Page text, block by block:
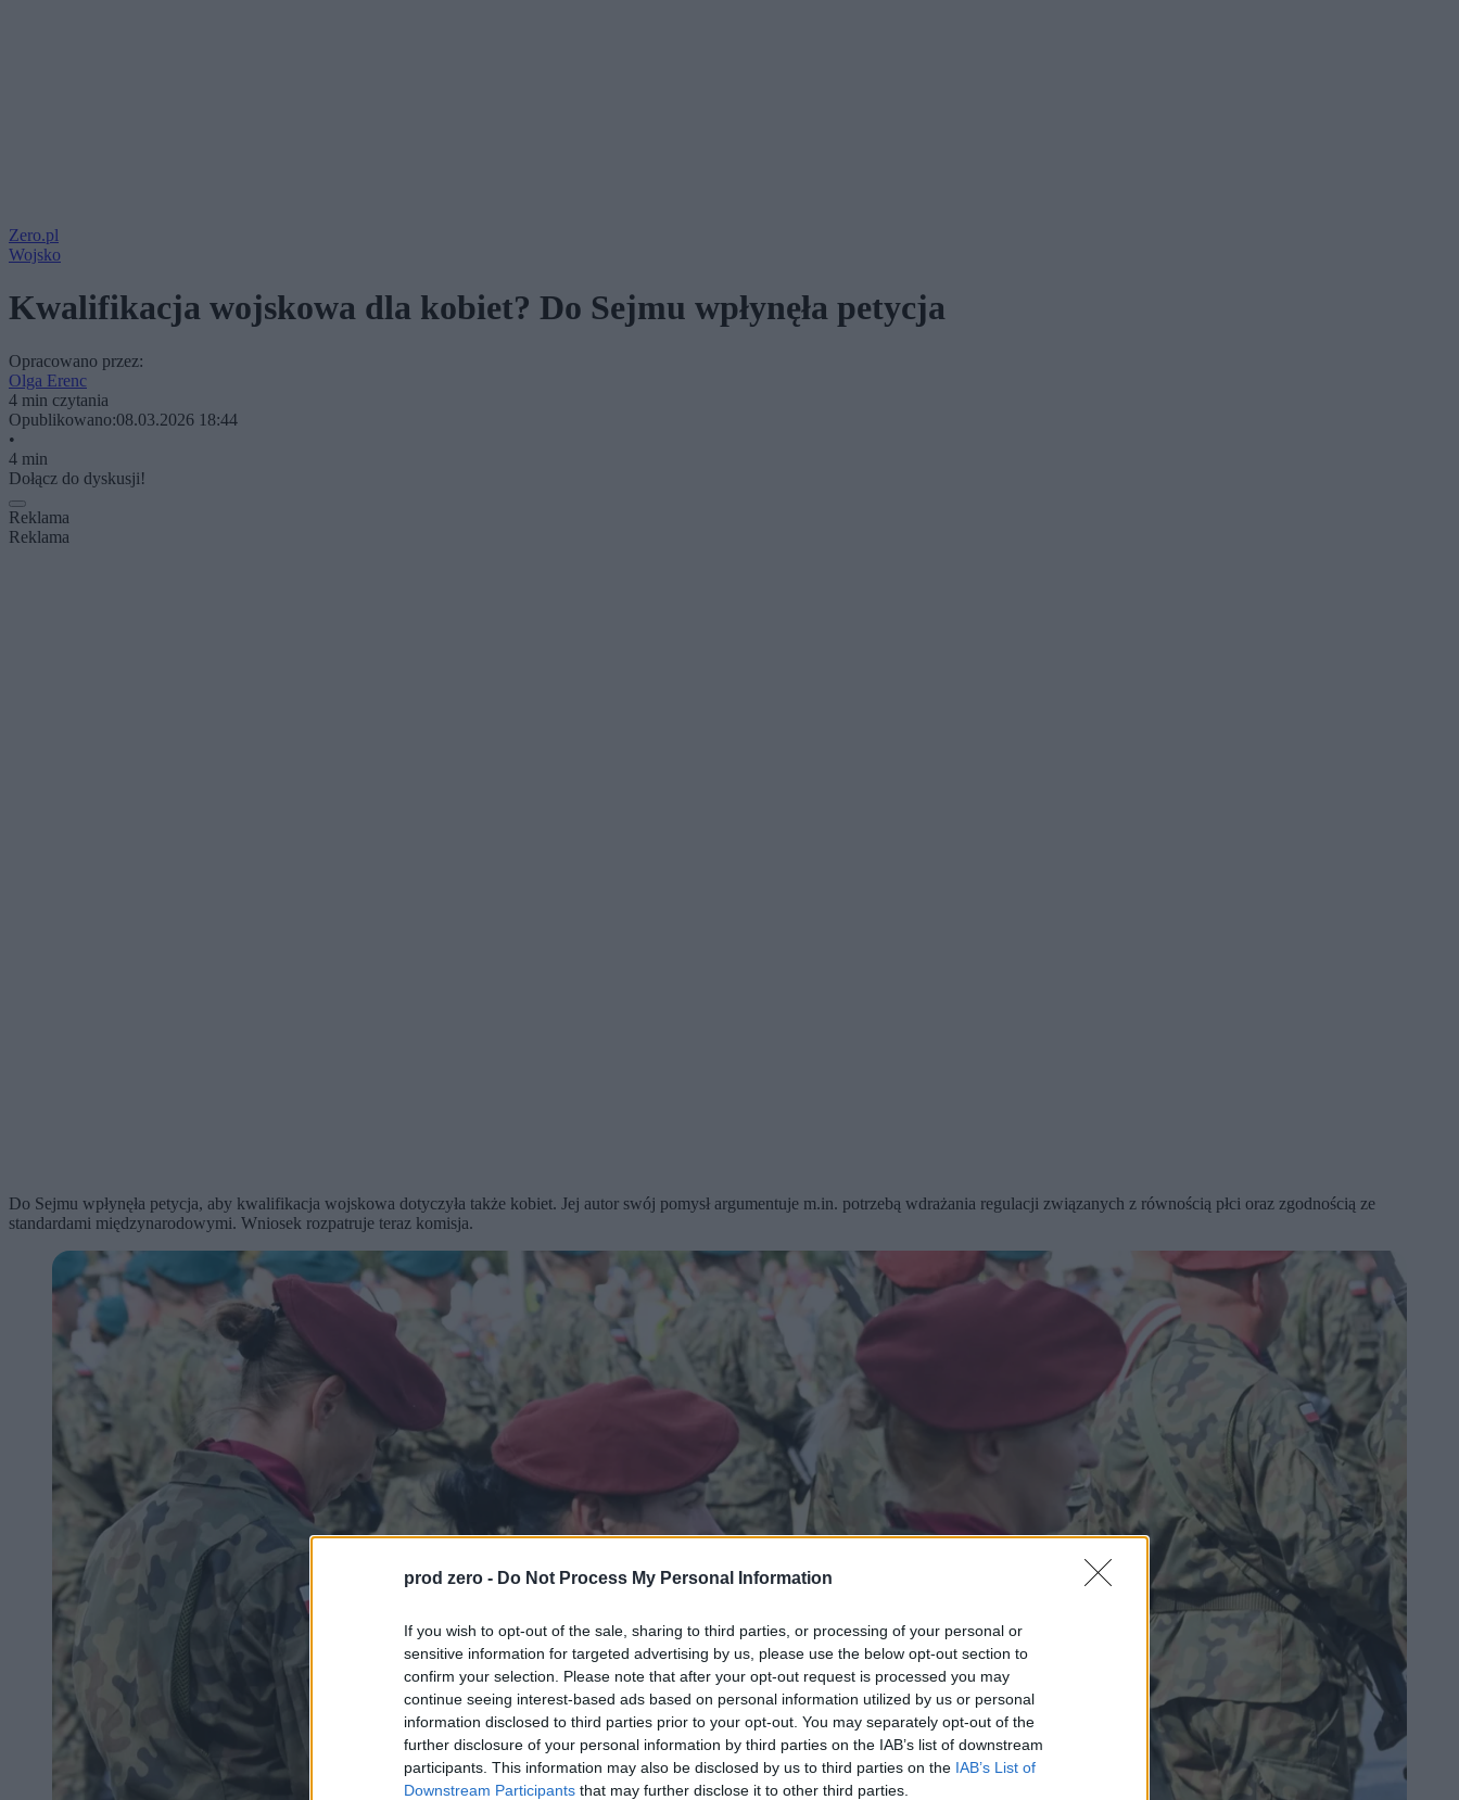
prod zero - Do Not Process My Personal Information
If you wish to opt-out of the sale, sharing to third parties, or processing of your personal or
sensitive information for targeted advertising by us, please use the below opt-out section to
confirm your selection. Please note that after your opt-out request is processed you may
continue seeing interest-based ads based on personal information utilized by us or personal
information disclosed to third parties prior to your opt-out. You may separately opt-out of the
further disclosure of your personal information by third parties on the IAB’s list of downstream
participants. This information may also be disclosed by us to third parties on the IAB’s List of
Downstream Participants that may further disclose it to other third parties.
Zero.pl
Wojsko
Kwalifikacja wojskowa dla kobiet? Do Sejmu wpłynęła petycja
Opracowano przez:
Olga Erenc
4 min czytania
Opublikowano:08.03.2026 18:44
•
4 min
Dołącz do dyskusji!
Reklama
Reklama
Do Sejmu wpłynęła petycja, aby kwalifikacja wojskowa dotyczyła także kobiet. Jej autor swój pomysł argumentuje m.in. potrzebą wdrażania regulacji związanych z równością płci oraz zgodnością ze
standardami międzynarodowymi. Wniosek rozpatruje teraz komisja.